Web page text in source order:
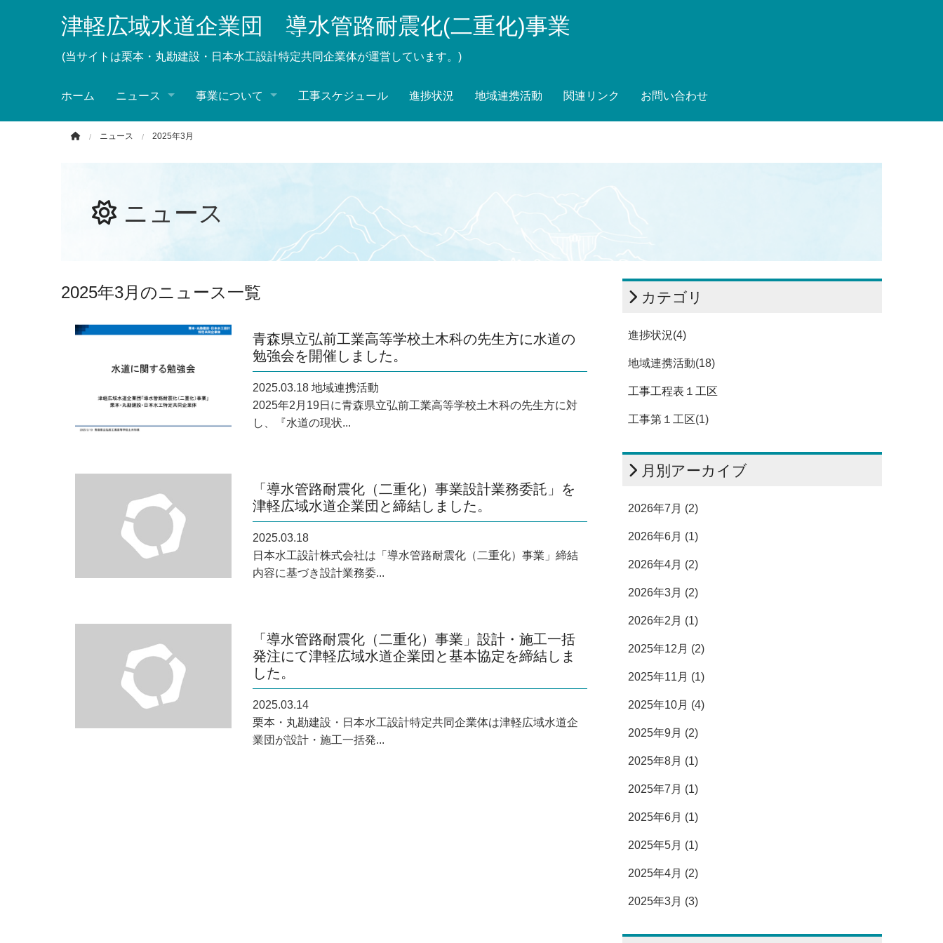
津軽広域水道企業団 導水管路耐震化(二重化)事業
(当サイトは栗本・丸勘建設・日本水工設計特定共同企業体が運営しています。)
ホーム ニュース 事業について 工事スケジュール 進捗状況 地域連携活動 関連リンク お問い合わせ
ニュース 2025年3月
ニュース
2025年3月のニュース一覧
青森県立弘前工業高等学校土木科の先生方に水道の
勉強会を開催しました。
2025.03.18 地域連携活動
2025年2月19日に青森県立弘前工業高等学校土木科の先生方に対
し、『水道の現状...
「導水管路耐震化（二重化）事業設計業務委託」を
津軽広域水道企業団と締結しました。
2025.03.18
日本水工設計株式会社は「導水管路耐震化（二重化）事業」締結
内容に基づき設計業務委...
「導水管路耐震化（二重化）事業」設計・施工一括
発注にて津軽広域水道企業団と基本協定を締結しま
した。
2025.03.14
栗本・丸勘建設・日本水工設計特定共同企業体は津軽広域水道企
業団が設計・施工一括発...
カテゴリ
進捗状況(4)
地域連携活動(18)
工事工程表１工区
工事第１工区(1)
月別アーカイブ
2026年7月 (2)
2026年6月 (1)
2026年4月 (2)
2026年3月 (2)
2026年2月 (1)
2025年12月 (2)
2025年11月 (1)
2025年10月 (4)
2025年9月 (2)
2025年8月 (1)
2025年7月 (1)
2025年6月 (1)
2025年5月 (1)
2025年4月 (2)
2025年3月 (3)